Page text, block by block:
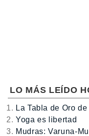
LO MÁS LEÍDO
La Tabla de Oro
Yoga es libertad
Mudras: Varuna-